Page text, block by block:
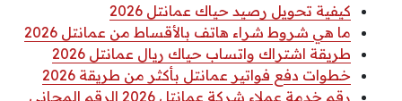
كيفية تحويل رصيد حياك عمانتل 2026
ما هي شروط شراء هاتف بالأقساط من عمانتل 2026
طريقة اشتراك واتساب حياك ريال عمانتل 2026
خطوات دفع فواتير عمانتل بأكثر من طريقة 2026
رقم خدمة عملاء شركة عمانتل 2026 الرقم المجاني